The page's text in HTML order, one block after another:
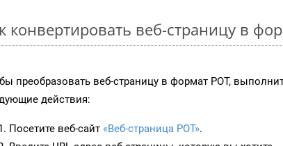
конвертировать веб-страницу в
преобразовать веб-страницу в формат POT,
действия:
Посетите веб-сайт «Веб-страница POT».